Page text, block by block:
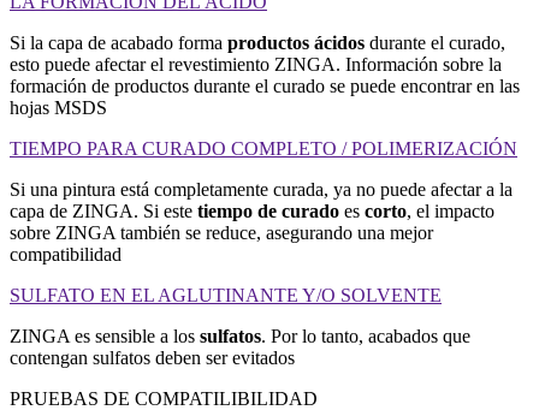
Si la capa de acabado forma productos ácidos durante el curado,
esto puede afectar el revestimiento ZINGA. Información sobre la
formación de productos durante el curado se puede encontrar en las
hojas MSDS
TIEMPO PARA CURADO COMPLETO / POLIMERIZACIÓN
Si una pintura está completamente curada, ya no puede afectar a la
capa de ZINGA. Si este tiempo de curado es corto, el impacto
sobre ZINGA también se reduce, asegurando una mejor
compatibilidad
SULFATO EN EL AGLUTINANTE Y/O SOLVENTE
ZINGA es sensible a los sulfatos. Por lo tanto, acabados que
contengan sulfatos deben ser evitados
PRUEBAS DE COMPATILIBILIDAD